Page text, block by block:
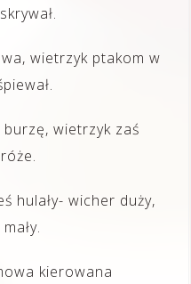
wietrzyk ptakom w
wietrzyk zaś
hulały- wicher duży,
kierowana